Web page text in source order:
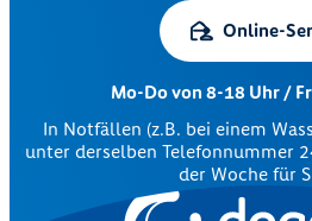
Online-
Mo-Do von 8-18 Uhr /
In Notfällen (z.B. bei einem
unter derselben Telefonnummer
der Woche für